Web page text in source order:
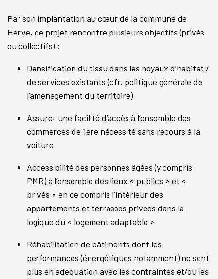
Par son implantation au cœur de la commune de
Herve, ce projet rencontre plusieurs objectifs (privés
ou collectifs) :
Densification du tissu dans les noyaux d’habitat /
de services existants (cfr. politique générale de
l’aménagement du territoire)
Assurer une facilité d’accès à l’ensemble des
commerces de 1ere nécessité sans recours à la
voiture
Accessibilité des personnes âgées (y compris
PMR) à l’ensemble des lieux « publics » et «
privés » en ce compris l’intérieur des
appartements et terrasses privées dans la
logique du « logement adaptable »
Réhabilitation de bâtiments dont les
performances (énergétiques notamment) ne sont
plus en adéquation avec les contraintes et/ou les